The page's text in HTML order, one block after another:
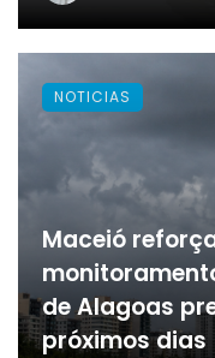
Maceió
de Alagoas
próximos dias
NOTICIAS